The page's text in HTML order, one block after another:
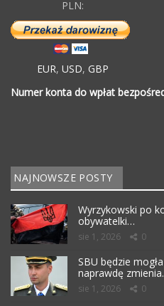
PLN:
EUR, USD, GBP
Numer konta do wpłat
NAJNOWSZE POSTY
Wyrzykowski po
obywatelki…
sie 1, 2026 0
SBU będzie
naprawdę
sie 1, 2026 0